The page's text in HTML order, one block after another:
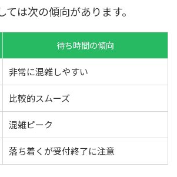
は次の傾向があります。
待ち時間の傾向
非常に混雑しやすい
比較的スムーズ
混雑ピーク
落ち着くが受付終了に注意